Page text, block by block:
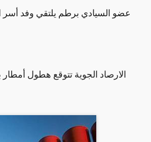
عضو السيادي برطم يلتقي وفد أسر
الارصاد الجوية تتوقع هطول